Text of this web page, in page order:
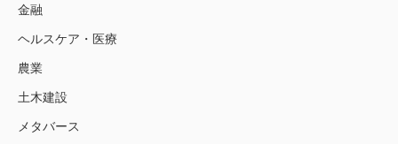
金融
ヘルスケア・医療
農業
土木建設
メタバース